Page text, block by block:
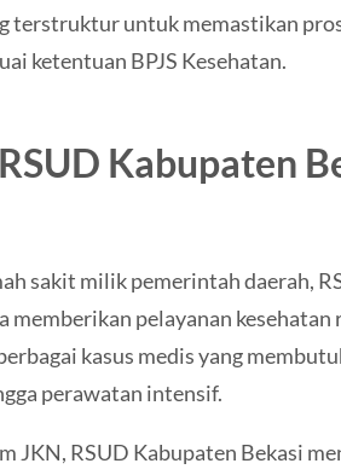
terstruktur untuk memastikan
ketentuan BPJS Kesehatan.
Kabupaten
sakit milik pemerintah daerah,
memberikan pelayanan
kasus medis yang
perawatan intensif.
JKN, RSUD Kabupaten Bekasi